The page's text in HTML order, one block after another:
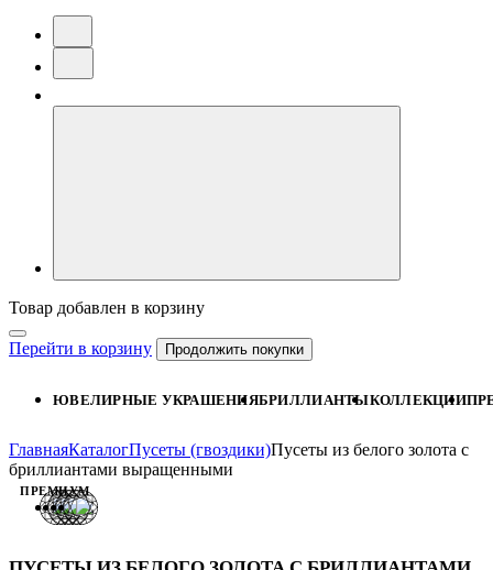
Товар добавлен в корзину
Перейти в корзину Продолжить покупки
ЮВЕЛИРНЫЕ УКРАШЕНИЯБРИЛЛИАНТЫКОЛЛЕКЦИИ
ГлавнаяКаталогПусеты (гвоздики)Пусеты из белого золота с
бриллиантами выращенными
ПРЕМИУМ